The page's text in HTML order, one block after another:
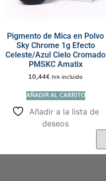
Pigmento de Mica en Polvo
Sky Chrome 1g Efecto
Celeste/Azul Cielo Cromado
PMSKC Amatix
10,44€ IVA incluido
AÑADIR AL CARRITO
Añadir a la lista de
deseos